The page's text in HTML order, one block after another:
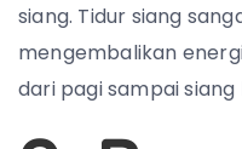
siang. Tidur siang
mengembalikan
dari pagi sampai siang